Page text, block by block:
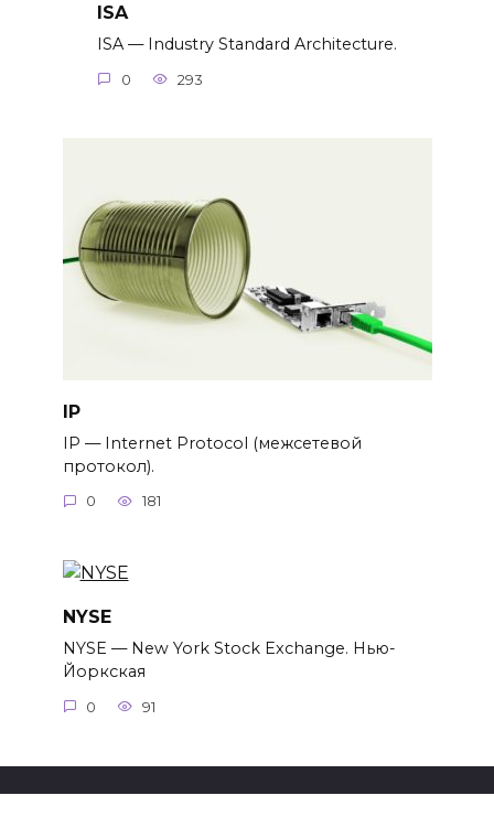
ISA
ISA — Industry Standard Architecture.
0 293
IP
IP — Internet Protocol (межсетевой
протокол).
0 181
NYSE
NYSE — New York Stock Exchange. Нью-
Йоркская
0 91